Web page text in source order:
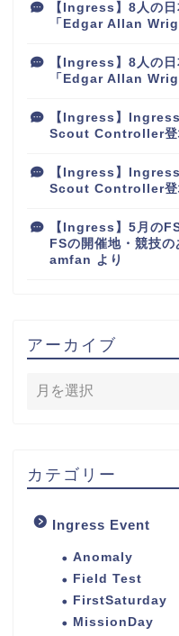
【Ingress】8人の
「Edgar Allan
【Ingress】8人の
「Edgar Allan
【Ingress】
Scout Controller登
【Ingress】
Scout Controller登
【Ingress】5月の
FSの開催地・競技
amfan より
アーカイブ
カテゴリー
Ingress Event
Anomaly
Field Test
FirstSaturday
MissionDay